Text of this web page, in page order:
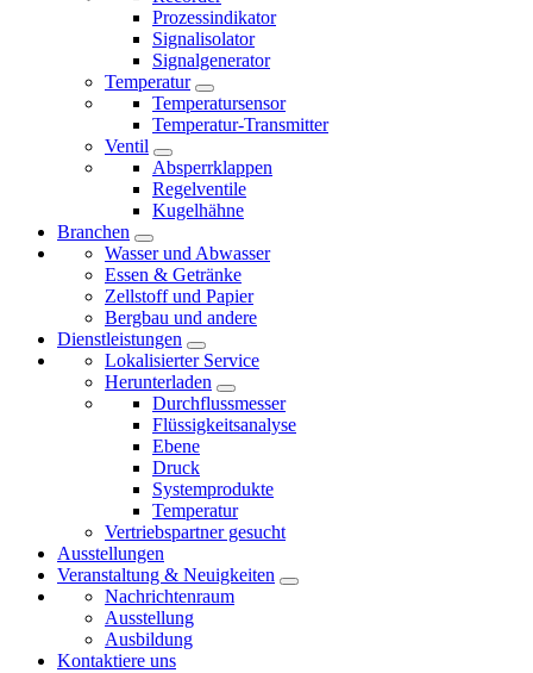
Prozessindikator
Signalisolator
Signalgenerator
Temperatur
Temperatursensor
Temperatur-Transmitter
Ventil
Absperrklappen
Regelventile
Kugelhähne
Branchen
Wasser und Abwasser
Essen & Getränke
Zellstoff und Papier
Bergbau und andere
Dienstleistungen
Lokalisierter Service
Herunterladen
Durchflussmesser
Flüssigkeitsanalyse
Ebene
Druck
Systemprodukte
Temperatur
Vertriebspartner gesucht
Ausstellungen
Veranstaltung & Neuigkeiten
Nachrichtenraum
Ausstellung
Ausbildung
Kontaktiere uns